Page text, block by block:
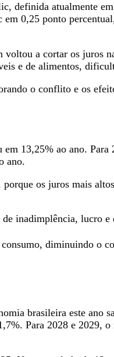
definida atualmente
0,25 ponto
a cortar os juros
e de alimentos,
o conflito e os
13,25% ao ano.
ano.
os juros mais
inadimplência, lucro e
diminuindo o
brasileira este ano
Para 2028 e 2029,